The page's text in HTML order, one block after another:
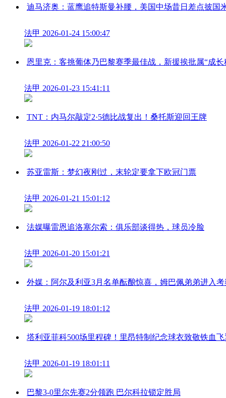
迪马济奥：蓝鹰追特斯曼补腰，美国中场昔日差点披国
法甲 2026-01-24 15:00:47
恩里克：客挑葡体乃巴黎赛季最佳战，新援挨批属“成长
法甲 2026-01-23 15:41:11
TNT：内马尔敲定2·5德比战复出！桑托斯迎回王牌
法甲 2026-01-22 21:00:50
苏亚雷斯：梦幻夜刚过，末轮定要拿下欧冠门票
法甲 2026-01-21 15:01:12
法媒曝雷恩追洛塞尔索：俱乐部谈得热，球员冷脸
法甲 2026-01-20 15:01:21
外媒：阿尔及利亚3月名单酝酿惊喜，姆巴佩弟弟进入考
法甲 2026-01-19 18:01:12
塔利亚菲科500场里程碑！里昂特制纪念球衣致敬铁血飞
法甲 2026-01-19 18:01:11
巴黎3-0里尔先赛2分领跑 巴尔科拉锁定胜局